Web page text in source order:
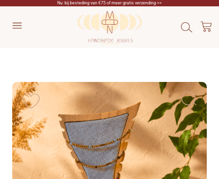
Nu: bij besteding van €75 of meer gratis verzending >>